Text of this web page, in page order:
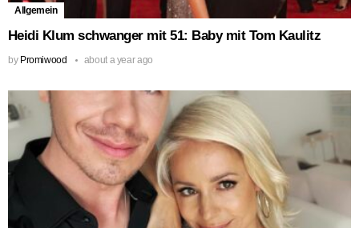
Allgemein
Heidi Klum schwanger mit 51: Baby mit Tom Kaulitz
by Promiwood about a year ago